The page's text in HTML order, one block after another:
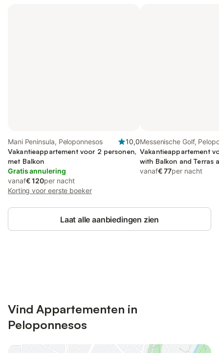
Mani Peninsula, Peloponnesos
10,0
Vakantieappartement voor 2 personen,
met Balkon
Gratis annulering
vanaf€ 120per nacht
Korting voor eerste boeker
Messenische Golf,
Vakantieappartement
with Balkon and Terras
vanaf€ 77per nacht
Laat alle aanbiedingen zien
Vind Appartementen in
Peloponnesos